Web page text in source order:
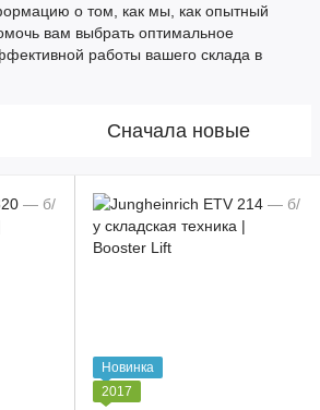
о том, как мы, как опытный
вам выбрать оптимальное
работы вашего склада в
Сначала новые
Новинка
2017